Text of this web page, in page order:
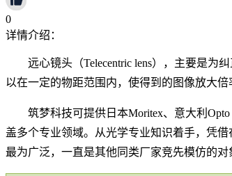
0
详情介绍：
远心镜头（Telecentric lens），主要是为
以在一定的物距范围内，使得到的图像放大
筑梦科技可提供日本Moritex、意大利
盖多个专业领域。从光学专业知识着手，凭
最为广泛，一直是其他同类厂家竞先模仿的对